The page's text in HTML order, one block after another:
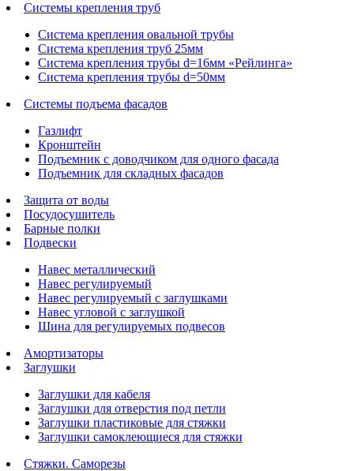
Системы крепления труб
Система крепления овальной трубы
Система крепления труб 25мм
Система крепления трубы d=16мм «Рейлинга»
Система крепления трубы d=50мм
Системы подъема фасадов
Газлифт
Кронштейн
Подъемник с доводчиком для одного фасада
Подъемник для складных фасадов
Защита от воды
Посудосушитель
Барные полки
Подвески
Навес металлический
Навес регулируемый
Навес регулируемый с заглушками
Навес угловой с заглушкой
Шина для регулируемых подвесов
Амортизаторы
Заглушки
Заглушки для кабеля
Заглушки для отверстия под петли
Заглушки пластиковые для стяжки
Заглушки самоклеющиеся для стяжки
Стяжки. Саморезы